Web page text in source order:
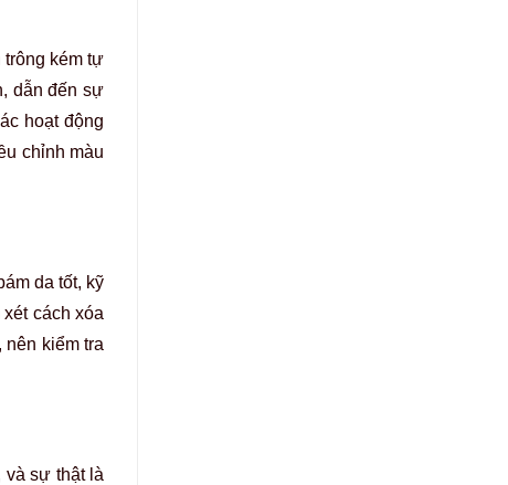
trông kém tự
dẫn đến sự
hoạt động
chỉnh màu
da tốt, kỹ
xét cách xóa
nên kiểm tra
và sự thật là